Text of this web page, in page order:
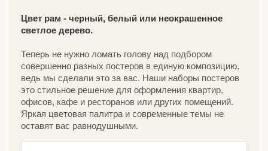
Цвет рам - черный, белый или неокрашенное
светлое дерево.
Теперь не нужно ломать голову над подбором
совершенно разных постеров в единую композицию,
ведь мы сделали это за вас. Наши наборы постеров
это стильное решение для оформления квартир,
офисов, кафе и ресторанов или других помещений.
Яркая цветовая палитра и современные темы не
оставят вас равнодушными.